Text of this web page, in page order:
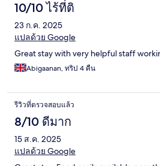
10/10 ไร้ที่ติ
23 ก.ค. 2025
แปลด้วย Google
Great stay with very helpful staff
Abigaanan, ทริป 4 คืน
รีวิวที่ตรวจสอบแล้ว
8/10 ดีมาก
15 ส.ค. 2025
แปลด้วย Google